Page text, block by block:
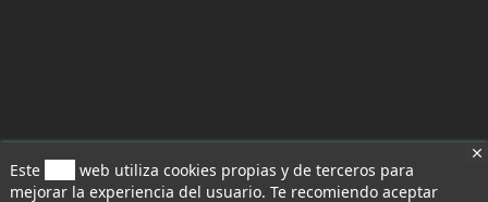
Este
web utiliza cookies propias y de terceros para
mejorar la experiencia del usuario. Te recomiendo aceptar